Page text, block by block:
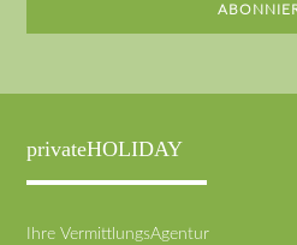
privateHOLIDAY
Ihre VermittlungsAgentur